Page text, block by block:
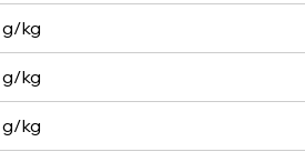
g/kg
g/kg
g/kg